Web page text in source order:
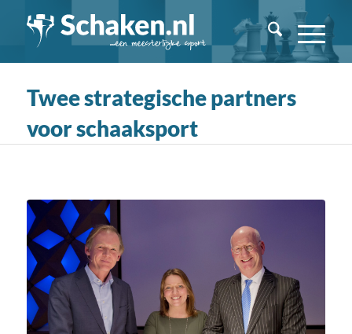
Twee strategische partners
voor schaaksport